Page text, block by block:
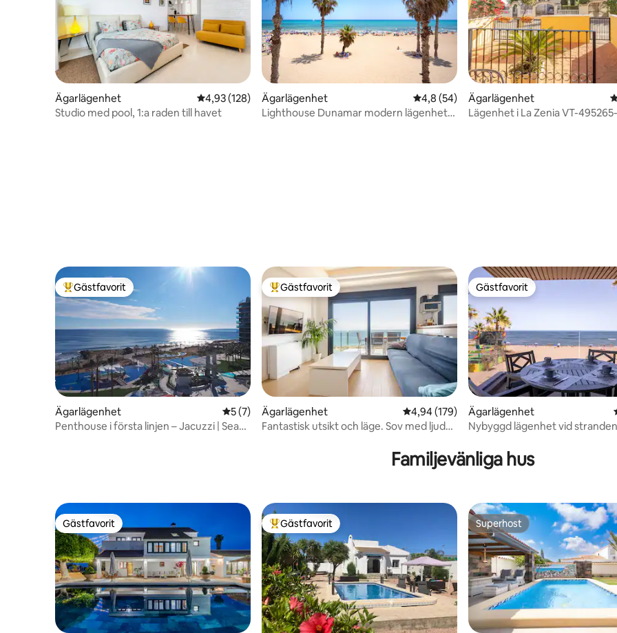
Ägarlägenhet 4,93 av 5 i genomsnittligt betyg, 128 omdömen
4,93 (128)
Studio med pool, 1:a raden till havet
Ägarlägenhet 4,8 av 5 i genomsnittligt betyg, 54
4,8 (54)
Lighthouse Dunamar modern lägenhet
Ägarlägenhet
Lägenhet i La Zenia VT-
Populär gästfavorit
Gästfavorit
Ägarlägenhet 5 av 5 i genomsnittligt betyg, 7 omdömen
5 (7)
Penthouse i första linjen – Jacuzzi | Sea
Populär gästfavorit
Gästfavorit
Ägarlägenhet 4,94 av 5 i genomsnittligt betyg, 179
4,94 (179)
Fantastisk utsikt och läge. Sov med ljudet
Gästfavorit
Gästfavorit
Ägarlägenhet
Nybyggd lägenhet vid
Familjevänliga hus
Gästfavorit
Gästfavorit Populär gästfavorit
Gästfavorit Superhost
Superhost